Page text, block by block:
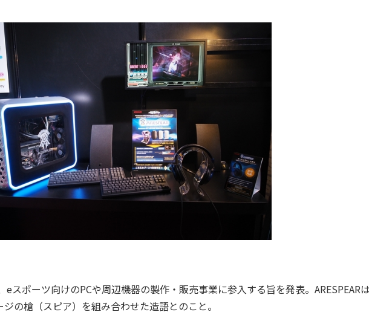
スポーツ向けのPCや周辺機器の製作・販売事業に参入する旨を発表。ARESPEAR
の槍（スピア）を組み合わせた造語とのこと。